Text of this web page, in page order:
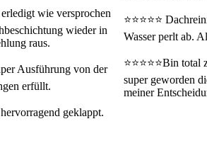
erledigt wie versprochen
wieder in
raus.
Ausführung von der
erfüllt.
geklappt.
⭐⭐⭐⭐⭐
Wasser perlt ab.
⭐⭐⭐⭐⭐Bin
super geworden
meiner